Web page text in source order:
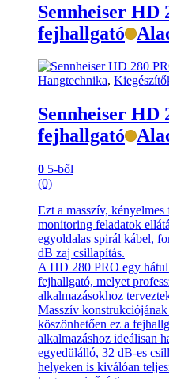
Sennheiser HD
fejhallgató
Hangtechnika,
Sennheiser HD
fejhallgató
0 5-ből
(0)
Ezt a masszív,
monitoring feladatok
egyoldalas spirál kábel,
dB zaj csillapítás.
A HD 280 PRO egy
fejhallgató, melyet
alkalmazásokhoz
Masszív
köszönhetően ez a
alkalmazáshoz ideálisan
egyedülálló, 32 dB-es
helyeken is kiválóan